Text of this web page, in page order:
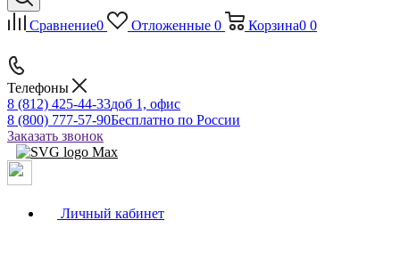
Сравнение0 Отложенные 0 Корзина0 0
Телефоны
8 (812) 425-44-33доб 1, офис
8 (800) 777-57-90Бесплатно по России
Заказать звонок
Личный кабинет